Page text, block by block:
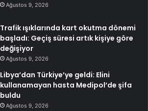
Ağustos 9, 2026
Trafik ışıklarında kart okutma dönemi
başladı: Geçiş süresi artık kişiye göre
değişiyor
Ağustos 9, 2026
Libya’dan Türkiye’ye geldi: Elini
kullanamayan hasta Medipol’de şifa
buldu
Ağustos 9, 2026